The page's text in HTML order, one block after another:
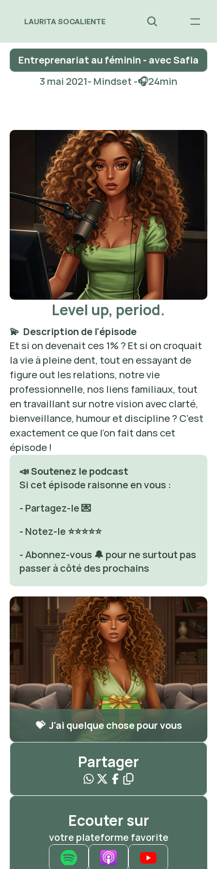
LAURITA SOCALIENTE
Entreprenariat au féminin - avec Safia
3 mai 2021- Mindset -🎧24min
Level up, period.
💫  Description de l'épisode
Et si on devenait ces 1% ? Et si on croquait
la vie à pleine dent, tout en essayant de
figure out les relations, notre vie
professionnelle, nos liens familiaux, tout
en travaillant sur notre vision avec clarté,
bienveillance, humour et discipline ? C’est
exactement ce que l’on fait dans cet
épisode !
📣 Soutenez le podcast
Si cet épisode raisonne en vous :
- Partagez-le 💌
- Notez-le ⭐⭐⭐⭐⭐
- Abonnez-vous 🔔 pour ne surtout pas
passer à côté des prochains
💝  J'ai quelque chose pour vous
Partager
Ecouter sur
votre plateforme favorite